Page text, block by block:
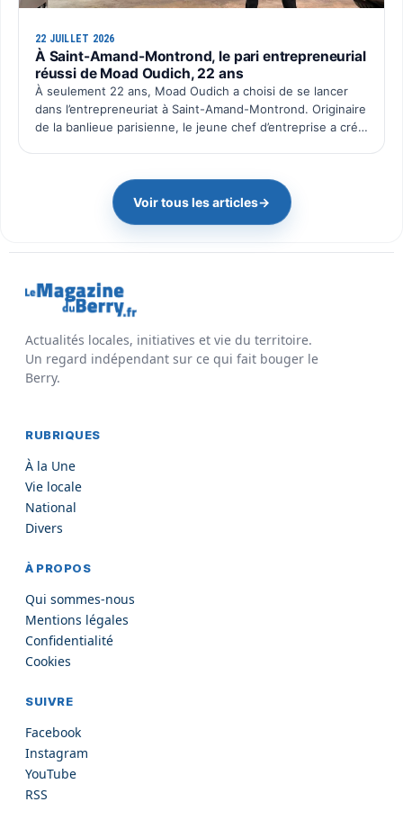
22 JUILLET 2026
À Saint-Amand-Montrond, le pari entrepreneurial
réussi de Moad Oudich, 22 ans
À seulement 22 ans, Moad Oudich a choisi de se lancer
dans l’entrepreneuriat à Saint-Amand-Montrond. Originaire
de la banlieue parisienne, le jeune chef d’entreprise a créé
Voir tous les articles→
Actualités locales, initiatives et vie du territoire.
Un regard indépendant sur ce qui fait bouger le
Berry.
RUBRIQUES
À la Une
Vie locale
National
Divers
À PROPOS
Qui sommes-nous
Mentions légales
Confidentialité
Cookies
SUIVRE
Facebook
Instagram
YouTube
RSS